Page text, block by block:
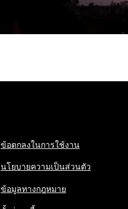
ข้อตกลงในการใช้งาน
นโยบายความเป็นส่วนตัว
ข้อมูลทางกฎหมาย